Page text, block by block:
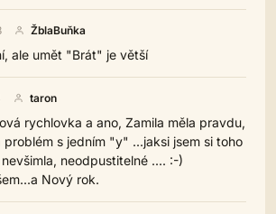
ŽblaBuňka
ale umět "Brát" je větší
taron
rychlovka a ano, Zamila měla pravdu,
problém s jedním "y" ...jaksi jsem si toho
neodpustitelné .... :-)
Nový rok.